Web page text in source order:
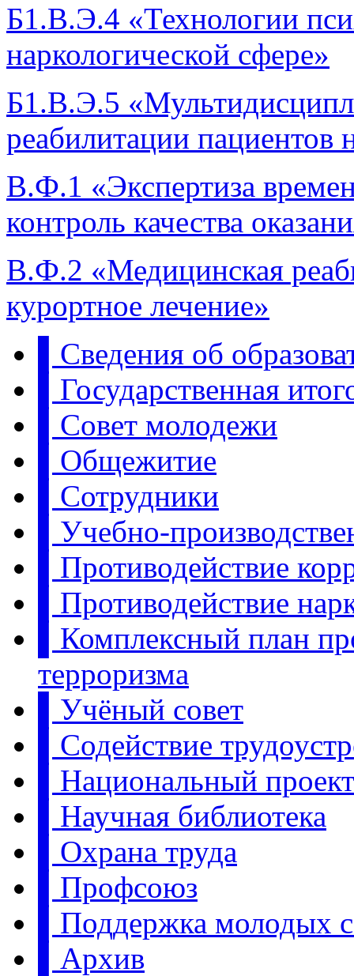
Б1.В.Э.4 «Технологии
наркологической сфере»
Б1.В.Э.5
реабилитации пациентов
В.Ф.1 «Экспертиза
контроль качества
В.Ф.2 «Медицинская
курортное лечение»
▌Сведения об
▌Государственная
▌Совет молодежи
▌Общежитие
▌Сотрудники
▌Учебно-
▌Противодействие
▌Противодействие
▌Комплексный план
терроризма
▌Учёный совет
▌Содействие
▌Национальный
▌Научная библиотека
▌Охрана труда
▌Профсоюз
▌Поддержка молодых
▌Архив